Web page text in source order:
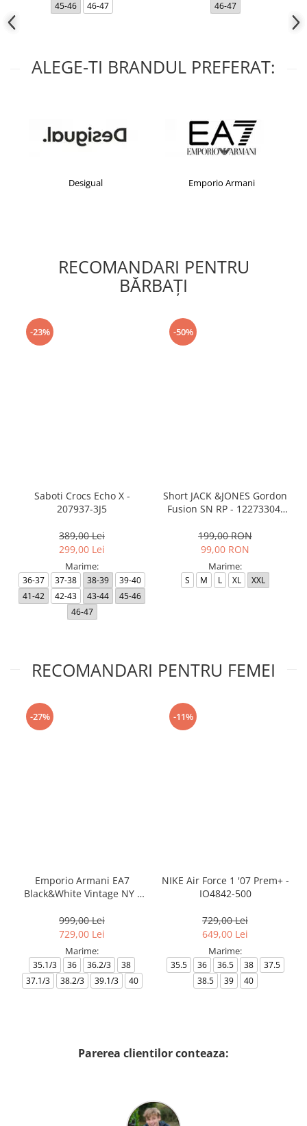
45-46 46-47 46-47
ALEGE-TI BRANDUL PREFERAT:
Desigual Emporio Armani
RECOMANDARI PENTRU
BĂRBAŢI
-23%
Saboti Crocs Echo X -
207937-3J5
389,00 Lei
299,00 Lei
Marime:
36-37 37-38 38-39
39-40
41-42
42-43 43-44
45-46
46-47
-50%
Short JACK &JONES Gordon
Fusion SN RP - 12273304-
199,00 RON
99,00 RON
Marime:
S M L XL XXL
RECOMANDARI PENTRU FEMEI
-27%
Emporio Armani EA7
Black&White Vintage NY -
999,00 Lei
729,00 Lei
Marime:
35.1/3 36 36.2/3
38
37.1/3
38.2/3 39.1/3 40
-11%
NIKE Air Force 1 '07 Prem+ -
IO4842-500
729,00 Lei
649,00 Lei
Marime:
35.5 36 36.5 38
37.5
38.5
39 40
Parerea clientilor conteaza: